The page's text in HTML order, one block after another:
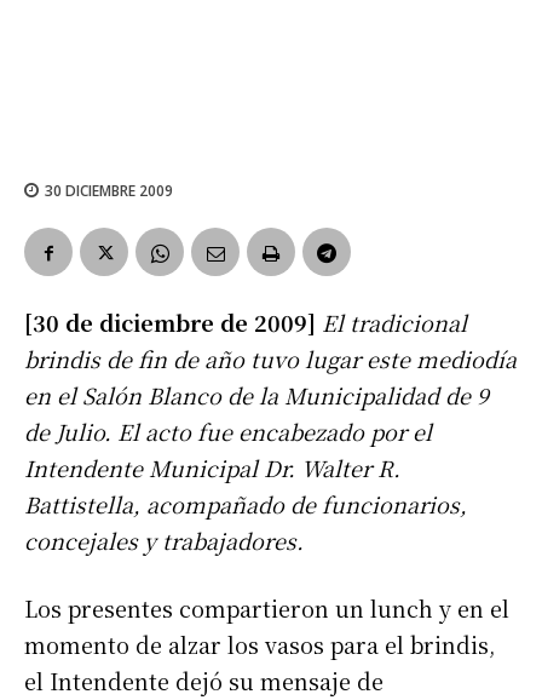
30 DICIEMBRE 2009
[30 de diciembre de 2009] El tradicional
brindis de fin de año tuvo lugar este mediodía
en el Salón Blanco de la Municipalidad de 9
de Julio. El acto fue encabezado por el
Intendente Municipal Dr. Walter R.
Battistella, acompañado de funcionarios,
concejales y trabajadores.
Los presentes compartieron un lunch y en el
momento de alzar los vasos para el brindis,
el Intendente dejó su mensaje de